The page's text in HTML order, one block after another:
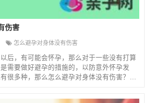
伤害
怎么避孕对身体没有伤害
后，有可能会怀孕，那么对于一些没有打算
需要做好避孕的措施的，以防意外怀孕发
很多种，那么怎么避孕对身体没有伤害？…